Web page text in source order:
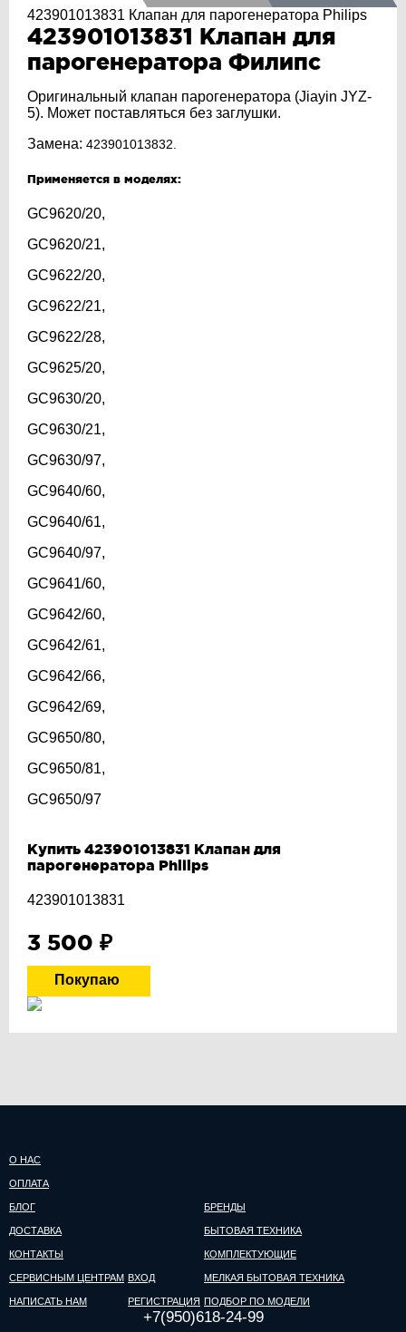
423901013831 Клапан для парогенератора Philips
423901013831 Клапан для
парогенератора Филипс
Оригинальный клапан парогенератора (Jiayin JYZ-
5). Может поставляться без заглушки.
Замена: 423901013832.
Применяется в моделях:
GC9620/20,
GC9620/21,
GC9622/20,
GC9622/21,
GC9622/28,
GC9625/20,
GC9630/20,
GC9630/21,
GC9630/97,
GC9640/60,
GC9640/61,
GC9640/97,
GC9641/60,
GC9642/60,
GC9642/61,
GC9642/66,
GC9642/69,
GC9650/80,
GC9650/81,
GC9650/97
Купить 423901013831 Клапан для
парогенератора Philips
423901013831
3 500 ₽
О НАС
ОПЛАТА
БЛОГ
ДОСТАВКА
КОНТАКТЫ
СЕРВИСНЫМ ЦЕНТРАМ
НАПИСАТЬ НАМ
ВХОД
РЕГИСТРАЦИЯ
БРЕНДЫ
БЫТОВАЯ ТЕХНИКА
КОМПЛЕКТУЮЩИЕ
МЕЛКАЯ БЫТОВАЯ ТЕХНИКА
ПОДБОР ПО МОДЕЛИ
+7(950)618-24-99